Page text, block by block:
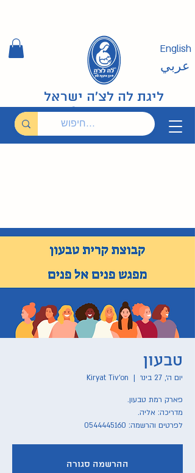
ליגת לה לצ'ה ישראל
English
عربي
טבעון
יום ה׳, 27 בינו׳
  |
Kiryat Tiv'on
לפרטים והרשמה: 0544445160
ההרשמה סגורה